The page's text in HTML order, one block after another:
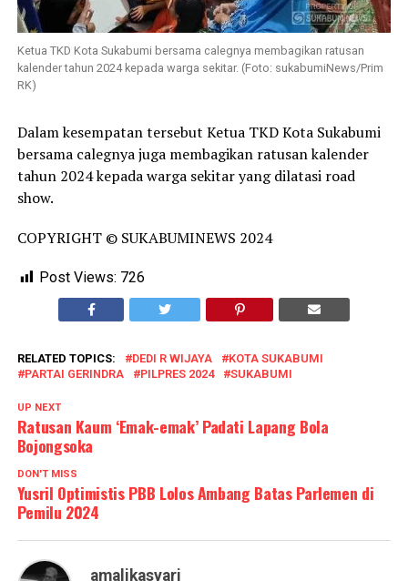
Ketua TKD Kota Sukabumi bersama calegnya membagikan ratusan
kalender tahun 2024 kepada warga sekitar. (Foto: sukabumiNews/Prim
RK)
Dalam kesempatan tersebut Ketua TKD Kota Sukabumi
bersama calegnya juga membagikan ratusan kalender
tahun 2024 kepada warga sekitar yang dilatasi road
show.
COPYRIGHT © SUKABUMINEWS 2024
Post Views: 726
RELATED TOPICS: DEDI R WIJAYA
KOTA SUKABUMI
PARTAI GERINDRA
PILPRES 2024 SUKABUMI
UP NEXT
Ratusan Kaum ‘Emak-emak’ Padati Lapang Bola
Bojongsoka
DON'T MISS
Yusril Optimistis PBB Lolos Ambang Batas Parlemen di
Pemilu 2024
amalikasyari